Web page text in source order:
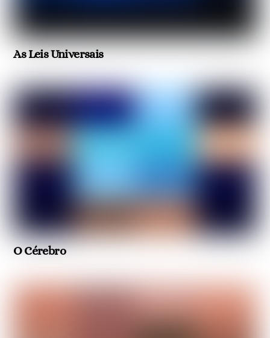
As Leis Universais
O Cérebro